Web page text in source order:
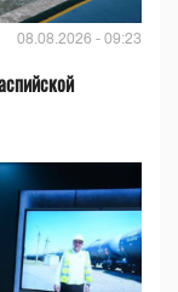
08.08.2026 - 09:23